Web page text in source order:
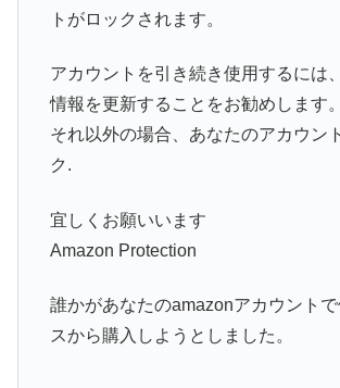
トがロックされます。
アカウントを引き続き使用するには
情報を更新することをお勧めします。
それ以外の場合、あなたのアカウン
ク.
宜しくお願いいます
Amazon Protection
誰かがあなたのamazonアカウント
スから購入しようとしました。